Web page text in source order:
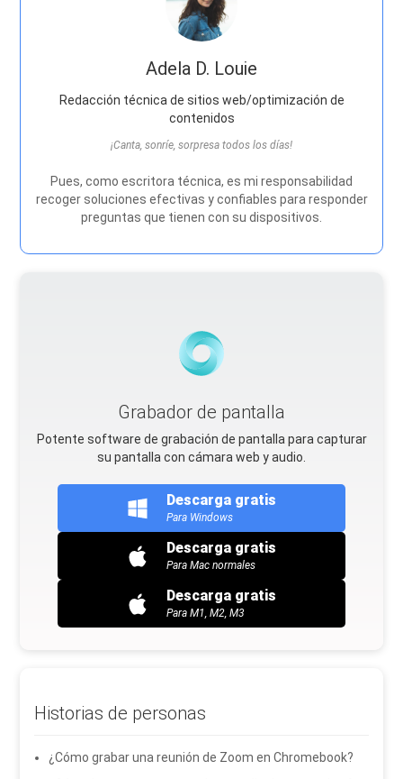
Adela D. Louie
Redacción técnica de sitios web/optimización de
contenidos
¡Canta, sonríe, sorpresa todos los días!
Pues, como escritora técnica, es mi responsabilidad
recoger soluciones efectivas y confiables para responder
preguntas que tienen con su dispositivos.
Grabador de pantalla
Potente software de grabación de pantalla para capturar
su pantalla con cámara web y audio.
Descarga gratis
Para Windows
Descarga gratis
Para Mac normales
Descarga gratis
Para M1, M2, M3
Historias de personas
¿Cómo grabar una reunión de Zoom en Chromebook?